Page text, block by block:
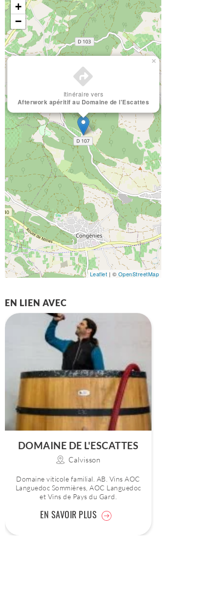
Itinéraire vers
Afterwork apéritif au Domaine de l'Escattes
×
+
−
Leaflet | © OpenStreetMap
EN LIEN AVEC
DOMAINE DE L'ESCATTES
Calvisson
Domaine viticole familial. AB. Vins AOC
Languedoc Sommières, AOC Languedoc
et Vins de Pays du Gard.
EN SAVOIR PLUS